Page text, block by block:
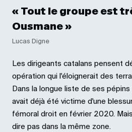
« Tout le groupe est
Ousmane »
Lucas Digne
Les dirigeants catalans pensent
opération qui l'éloignerait des
Dans la longue liste de ses
avait déjà été victime d'une
fémoral droit en février 2020.
dire pas dans la même zone.